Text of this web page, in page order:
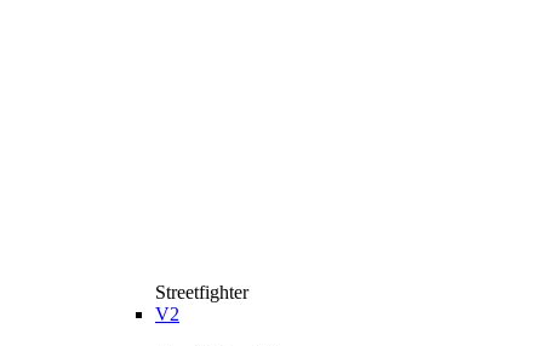
Streetfighter
V2